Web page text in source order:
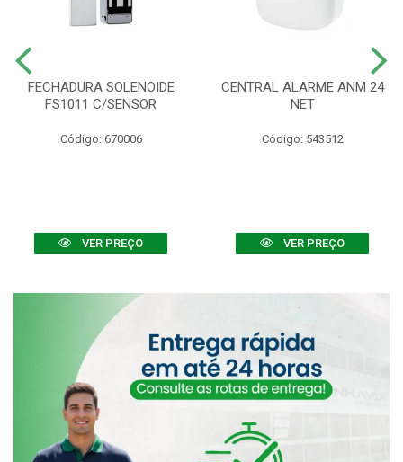
FECHADURA SOLENOIDE
FS1011 C/SENSOR
Código: 670006
VER PREÇO
CENTRAL ALARME ANM 24
NET
Código: 543512
VER PREÇO